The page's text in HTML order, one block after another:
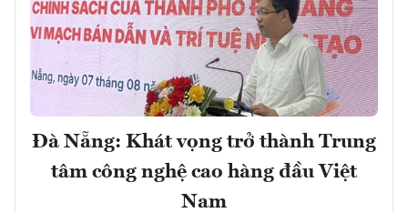
Đà Nẵng: Khát vọng trở thành Trung
tâm công nghệ cao hàng đầu Việt
Nam